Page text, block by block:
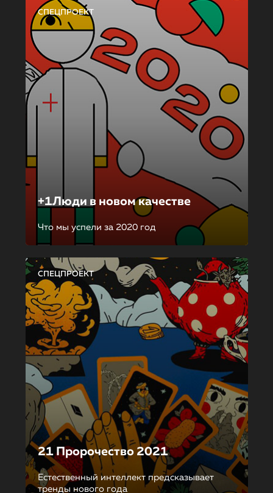
СПЕЦПРОЕКТ
+1Люди в новом качестве
Что мы успели за 2020 год
СПЕЦПРОЕКТ
21 Пророчество 2021
Естественный интеллект предсказывает
тренды нового года